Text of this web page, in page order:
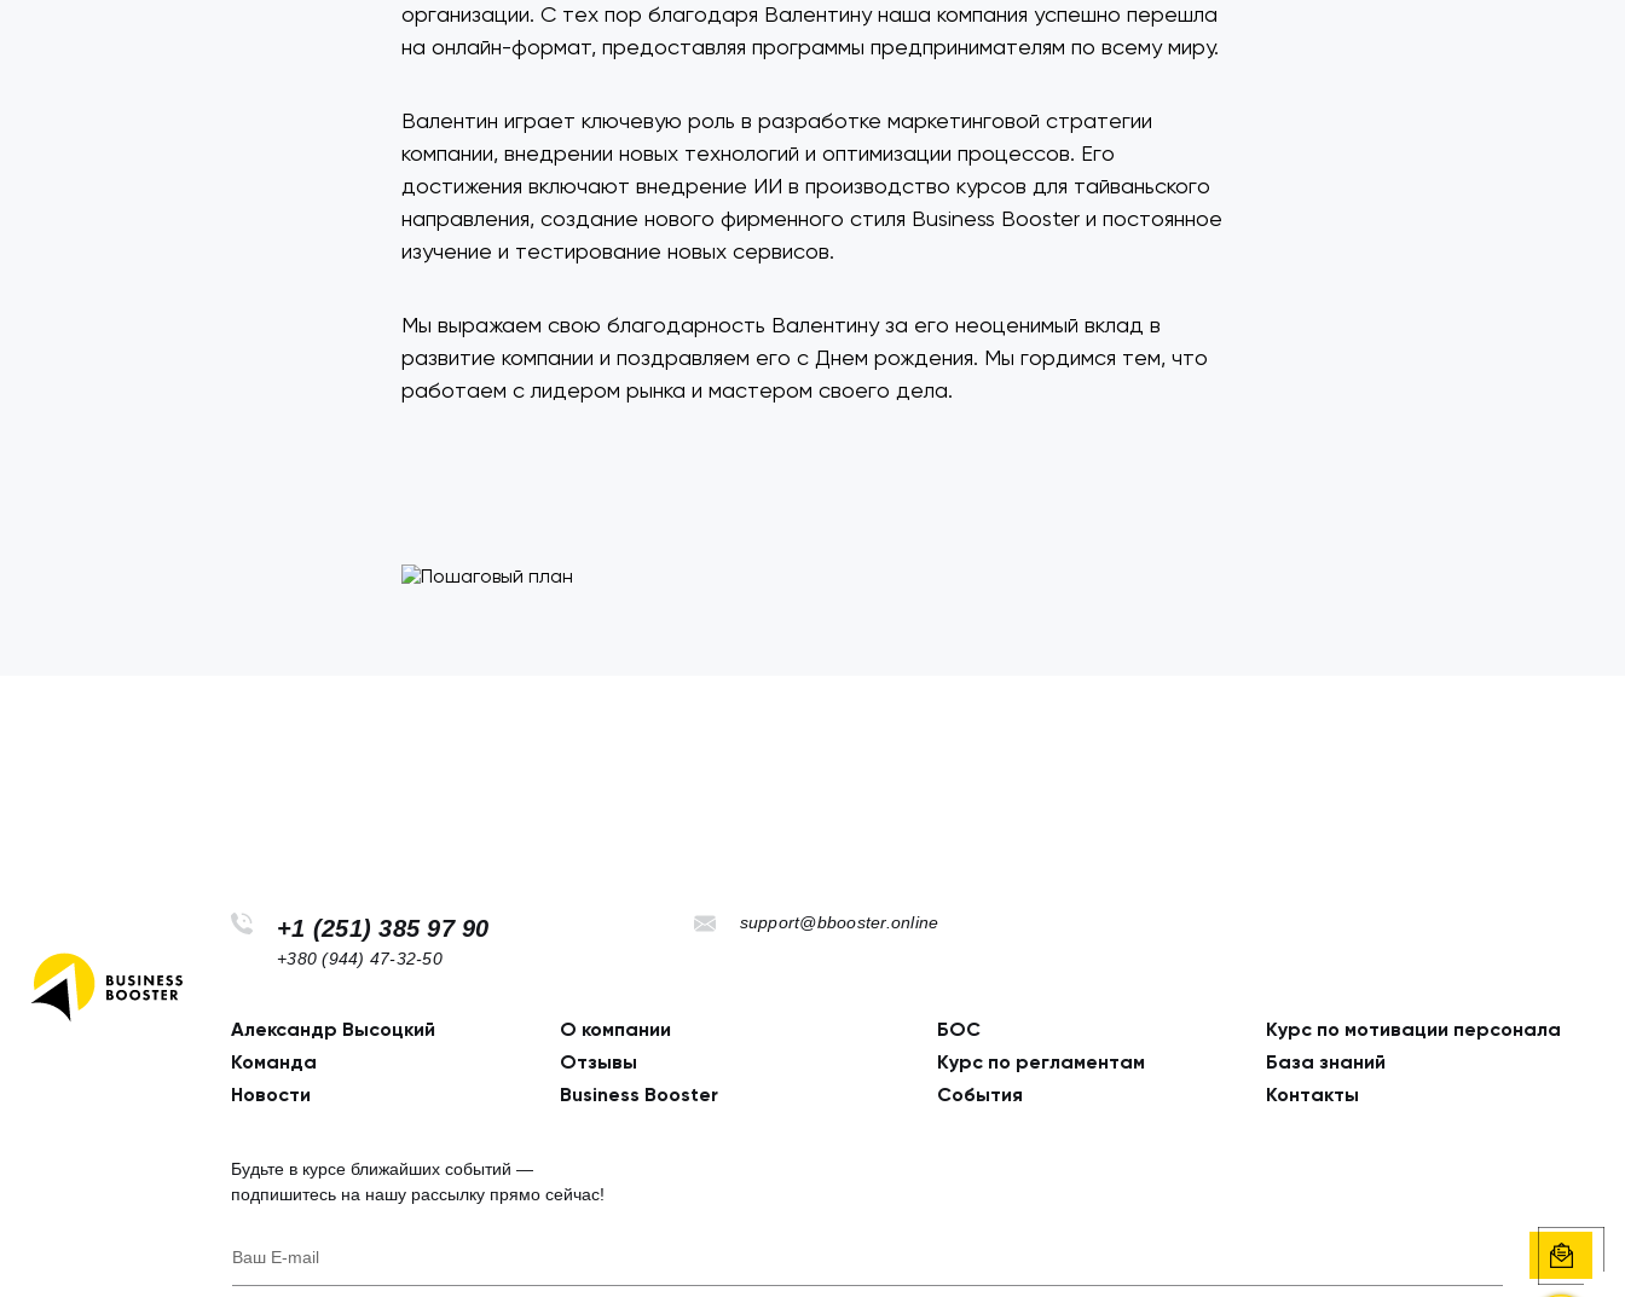
организации. С тех пор благодаря Валентину наша компания успешно перешла
на онлайн-формат, предоставляя программы предпринимателям по всему миру.
Валентин играет ключевую роль в разработке маркетинговой стратегии
компании, внедрении новых технологий и оптимизации процессов. Его
достижения включают внедрение ИИ в производство курсов для тайваньского
направления, создание нового фирменного стиля Business Booster и постоянное
изучение и тестирование новых сервисов.
Мы выражаем свою благодарность Валентину за его неоценимый вклад в
развитие компании и поздравляем его с Днем рождения. Мы гордимся тем, что
работаем с лидером рынка и мастером своего дела.
+1 (251) 385 97 90
+380 (944) 47-32-50
support@bbooster.online
Footer
navigation
Александр Высоцкий
О компании
Команда
Отзывы
Новости
Business Booster
БОС
Курс по мотивации персонала
Курс по регламентам
База знаний
События
Контакты
Будьте в курсе ближайших событий —
подпишитесь на нашу рассылку прямо сейчас!